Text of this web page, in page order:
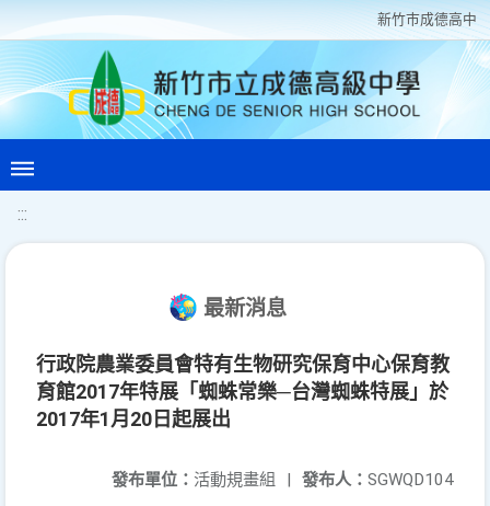
新竹巿成德高中
:::
最新消息
行政院農業委員會特有生物研究保育中心保育教
育館2017年特展「蜘蛛常樂─台灣蜘蛛特展」於
2017年1月20日起展出
發布人： SGWQD104
發布單位： 活動規畫組 |